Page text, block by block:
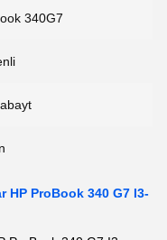
340G7
ProBook 340 G7 I3-